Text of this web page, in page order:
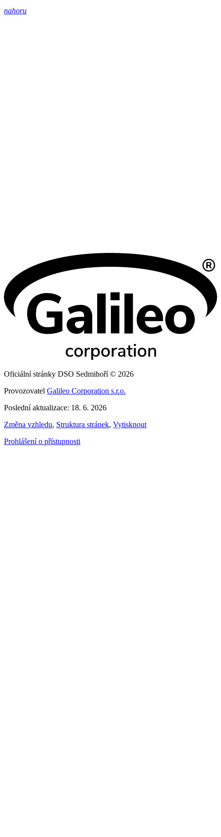
nahoru
Oficiální stránky DSO Sedmihoří © 2026
Provozovatel Galileo Corporation s.r.o.
Poslední aktualizace: 18. 6. 2026
Změna vzhledu, Struktura stránek, Vytisknout
Prohlášení o přístupnosti